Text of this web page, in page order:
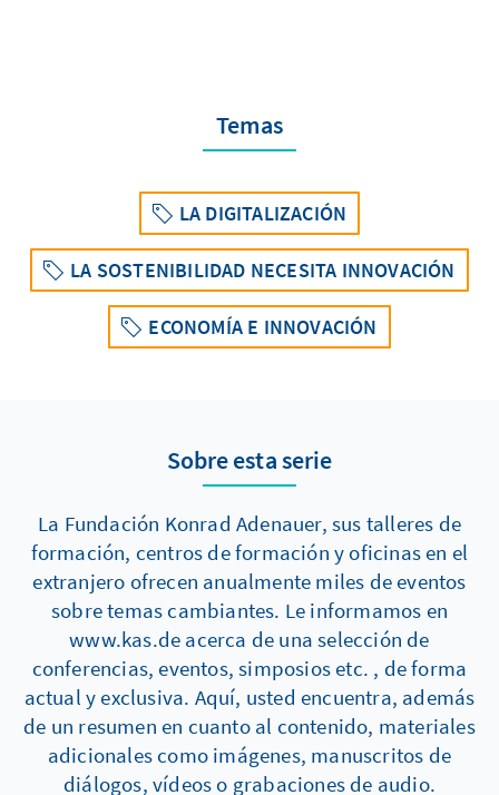
Temas
LA DIGITALIZACIÓN
LA SOSTENIBILIDAD NECESITA INNOVACIÓN
ECONOMÍA E INNOVACIÓN
Sobre esta serie
La Fundación Konrad Adenauer, sus talleres de
formación, centros de formación y oficinas en el
extranjero ofrecen anualmente miles de eventos
sobre temas cambiantes. Le informamos en
www.kas.de acerca de una selección de
conferencias, eventos, simposios etc. , de forma
actual y exclusiva. Aquí, usted encuentra, además
de un resumen en cuanto al contenido, materiales
adicionales como imágenes, manuscritos de
diálogos, vídeos o grabaciones de audio.